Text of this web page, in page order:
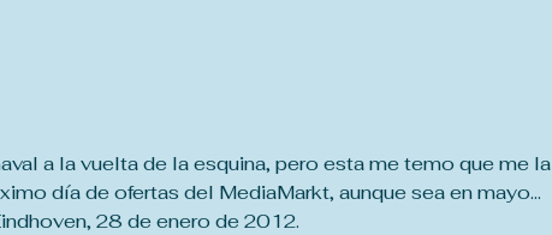
a la vuelta de la esquina, pero esta me temo que me la
día de ofertas del MediaMarkt, aunque sea en mayo...
28 de enero de 2012.